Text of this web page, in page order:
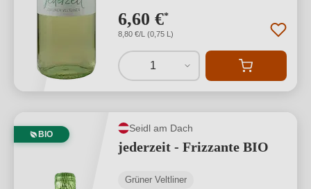
6,60 €*
8,80 €/L (0,75 L)
1
BIO
Seidl am Dach
jederzeit - Frizzante BIO
Grüner Veltliner